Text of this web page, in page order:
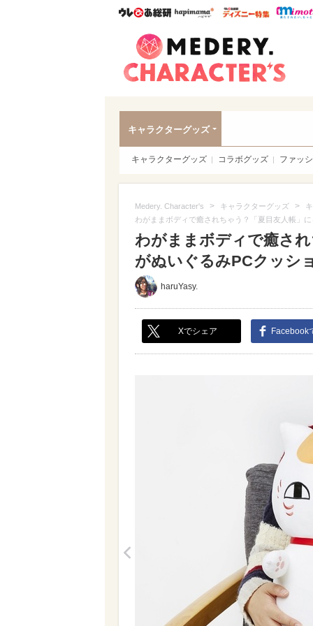
ウレぴあ総研ハピママ*
ウレぴ
キャラクターグッズ
キャラクターグッズ コラボグッズ ファッ
Medery. Character's > キャラクターグッズ >
わがままボディで癒されちゃう？「夏目友人帳」
わがままボディで癒さ
がぬいぐるみPCクッシ
haruYasy.
Xでシェア Facebook